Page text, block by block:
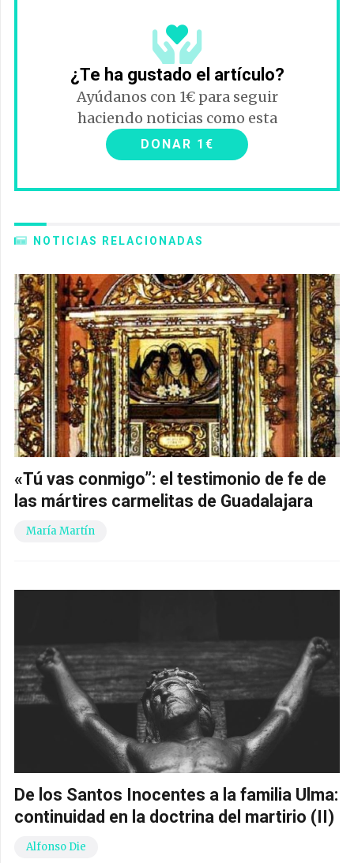
¿Te ha gustado el artículo?
Ayúdanos con 1€ para seguir
haciendo noticias como esta
DONAR 1€
NOTICIAS RELACIONADAS
«Tú vas conmigo”: el testimonio de fe de
las mártires carmelitas de Guadalajara
María Martín
De los Santos Inocentes a la familia Ulma:
continuidad en la doctrina del martirio (II)
Alfonso Die